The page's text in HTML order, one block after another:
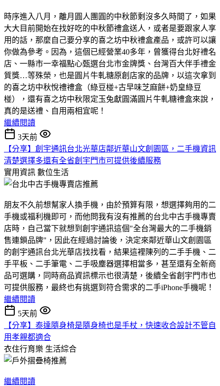
時序進入八月，離月圓人團圓的中秋節剩沒多久時間了，如果
大大目前開始在找好吃的中秋節禮盒送人，或者是要跟家人享
用的話，那麼自己要分享的喜之坊中秋禮盒產品，或許可以讓
你做為參考。因為，這個已經營業40多年，曾獲得台北好禮名
店、一縣市一幸福點心甄選台北市金牌獎、台灣百大伴手禮金
質獎…等殊榮，也是圓片牛軋糖原創店家的品牌，以這次拿到
的喜之坊中秋悅禮禮盒（綠豆椪+古早味芝麻餅+奶皇綠豆
椪），還有喜之坊中秋限定玉兔獻圓滿圓片牛軋糖禮盒來說，
真的是送禮、自用兩相宜呢！
繼續閱讀
3天前
【分享】創宇通訊台北光華店鄰近華山文創園區，二手機資訊
清楚選擇多還有全省創宇門市可提供後續服務
實用資訊 數位生活
朋友不久前想幫家人換手機，由於預算有限，想選擇夠用的二
手機或福利機即可，而他問我有沒有推薦的台北中古手機專賣
店時，自己當下就想到創宇通訊這個"全台灣最大的二手機銷
售連鎖品牌"，因此在經過討論後，決定來鄰近華山文創園區
的創宇通訊台北光華店找找看，結果這裡陳列的二手手機、二
手平板、二手筆電、二手吸塵器選擇相當多，甚至還有全新商
品可選購，同時商品資訊標示也很清楚，後續全省創宇門市也
可提供服務，最終也有挑選到符合需求的二手iPhone手機呢！
繼續閱讀
5天前
【分享】泰達隨身椅是隨身椅也是手杖，快速收合設計不管自
用孝親都適合
衣住行育樂 生活綜合
繼續閱讀